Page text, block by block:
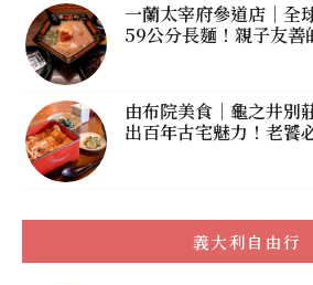
一蘭太宰府參道店｜全
59公分長麵！親子友善
由布院美食｜龜之井別
出百年古宅魅力！老饕
義大利自由行